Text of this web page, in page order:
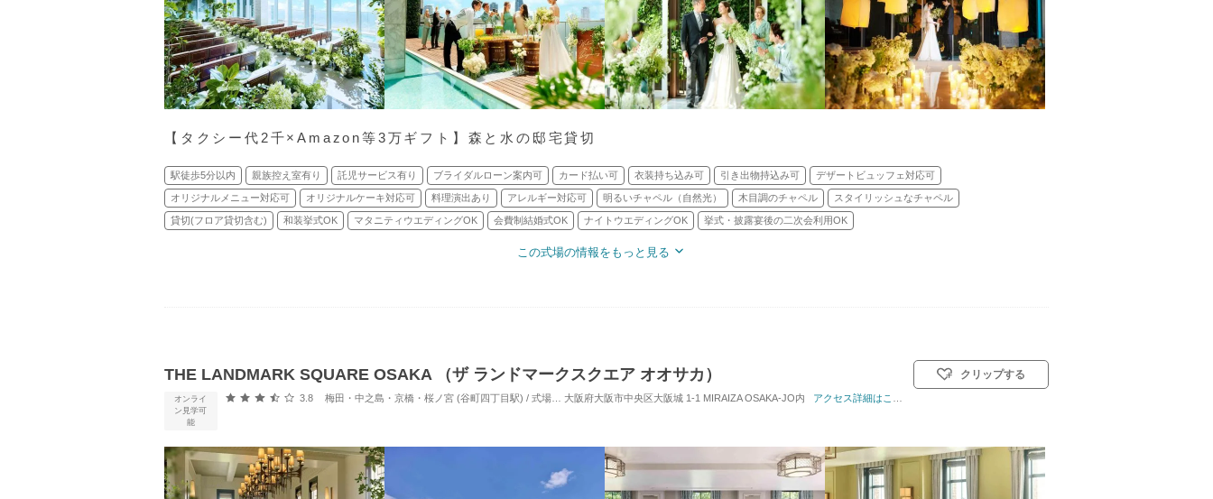
【タクシー代2千×Amazon等3万ギフト】森と水の邸宅貸切
駅徒歩5分以内 親族控え室有り 託児サービス有り ブライダルローン案内可 カード払い可 衣装持ち込み可 引き出物持込み可 デザートビュッフェ対応可
オリジナルメニュー対応可 オリジナルケーキ対応可 料理演出あり アレルギー対応可 明るいチャペル（自然光） 木目調のチャペル スタイリッシュなチャペル
貸切(フロア貸切含む) 和装挙式OK マタニティウエディングOK 会費制結婚式OK ナイトウエディングOK 挙式・披露宴後の二次会利用OK
この式場の情報をもっと見る
THE LANDMARK SQUARE OSAKA （ザ ランドマークスクエア オオサカ）
オンライ
ン見学可
能
口コミ評価
3.8 梅田・中之島・京橋・桜ノ宮 (谷町四丁目駅) / 式場・ゲストハウス 対応人数: 着席：6名 ～ 146名 挙式スタイル: 教会式(キリスト教式)／神前式／人前式／仏前式／和装人前式
大阪府大阪市中央区大阪城 1-1 MIRAIZA OSAKA-JO内 アクセス詳細はこちら
クリップする